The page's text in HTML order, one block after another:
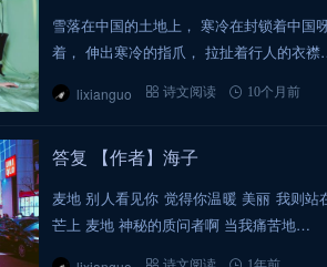
雪落在中国的土地上， 寒冷在封锁着中
着， 伸出寒冷的指爪， 拉扯着行人的衣
lixianguo 诗文阅读 10个月前
答复 【作者】海子
麦地 别人看见你 觉得你温暖 美丽 我则
芒上 麦地 神秘的质问者啊 当我痛苦地…